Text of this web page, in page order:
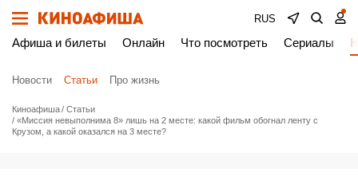
RUS
Афиша и билеты Онлайн Что посмотреть Сериалы
Новости Статьи Про жизнь
Киноафиша
Статьи
«Миссия невыполнима 8» лишь на 2 месте: какой фильм обогнал ленту с
Крузом, а какой оказался на 3 месте?